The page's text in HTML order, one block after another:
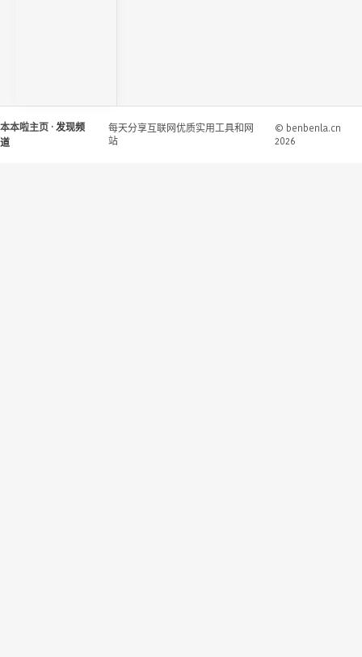
本本啦主页 · 发现频
道
每天分享互联网优质实用工具和网
站
© benbenla.cn
2026